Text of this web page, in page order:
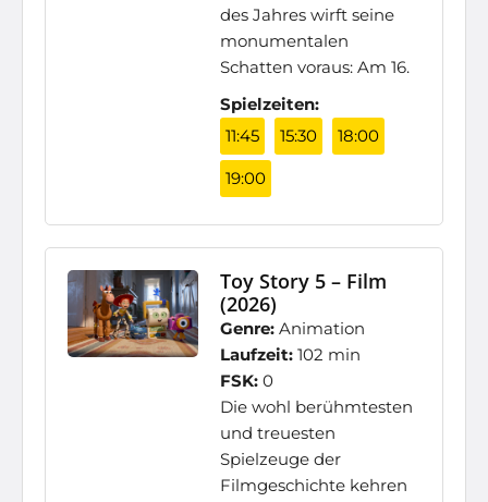
des Jahres wirft seine
monumentalen
Schatten voraus: Am 16.
Spielzeiten:
11:45
15:30 18:00
19:00
Toy Story 5 – Film
(2026)
Genre: Animation
Laufzeit: 102 min
FSK: 0
Die wohl berühmtesten
und treuesten
Spielzeuge der
Filmgeschichte kehren